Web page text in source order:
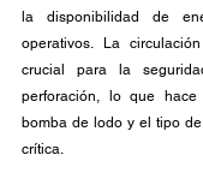
la disponibilidad de
operativos. La
crucial para la
perforación, lo que
bomba de lodo y el tipo
crítica.